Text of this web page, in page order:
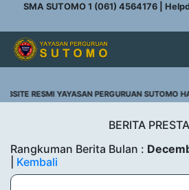
SMA SUTOMO 1 (061) 4564176 |
RESMI YAYASAN PERGURUAN SUTOMO
BERITA
Rangkuman Berita Bulan :
Kembali